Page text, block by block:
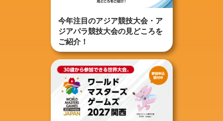
今年注目のアジア競技大会・ア
ジアパラ競技大会の見どころを
ご紹介！